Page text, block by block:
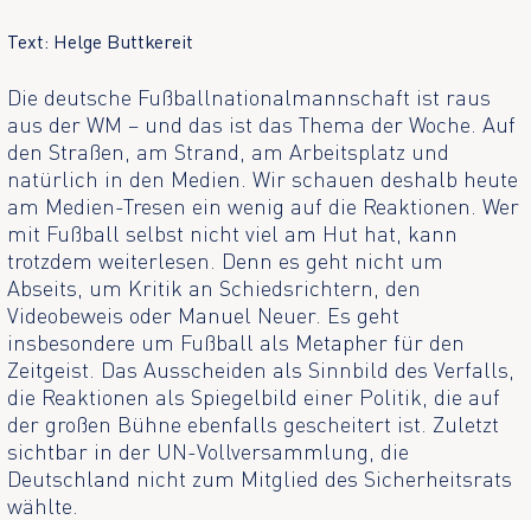
Text: Helge Buttkereit
Die deutsche Fußballnationalmannschaft ist raus
aus der WM – und das ist das Thema der Woche. Auf
den Straßen, am Strand, am Arbeitsplatz und
natürlich in den Medien. Wir schauen deshalb heute
am Medien-Tresen ein wenig auf die Reaktionen. Wer
mit Fußball selbst nicht viel am Hut hat, kann
trotzdem weiterlesen. Denn es geht nicht um
Abseits, um Kritik an Schiedsrichtern, den
Videobeweis oder Manuel Neuer. Es geht
insbesondere um Fußball als Metapher für den
Zeitgeist. Das Ausscheiden als Sinnbild des Verfalls,
die Reaktionen als Spiegelbild einer Politik, die auf
der großen Bühne ebenfalls gescheitert ist. Zuletzt
sichtbar in der UN-Vollversammlung, die
Deutschland nicht zum Mitglied des Sicherheitsrats
wählte.